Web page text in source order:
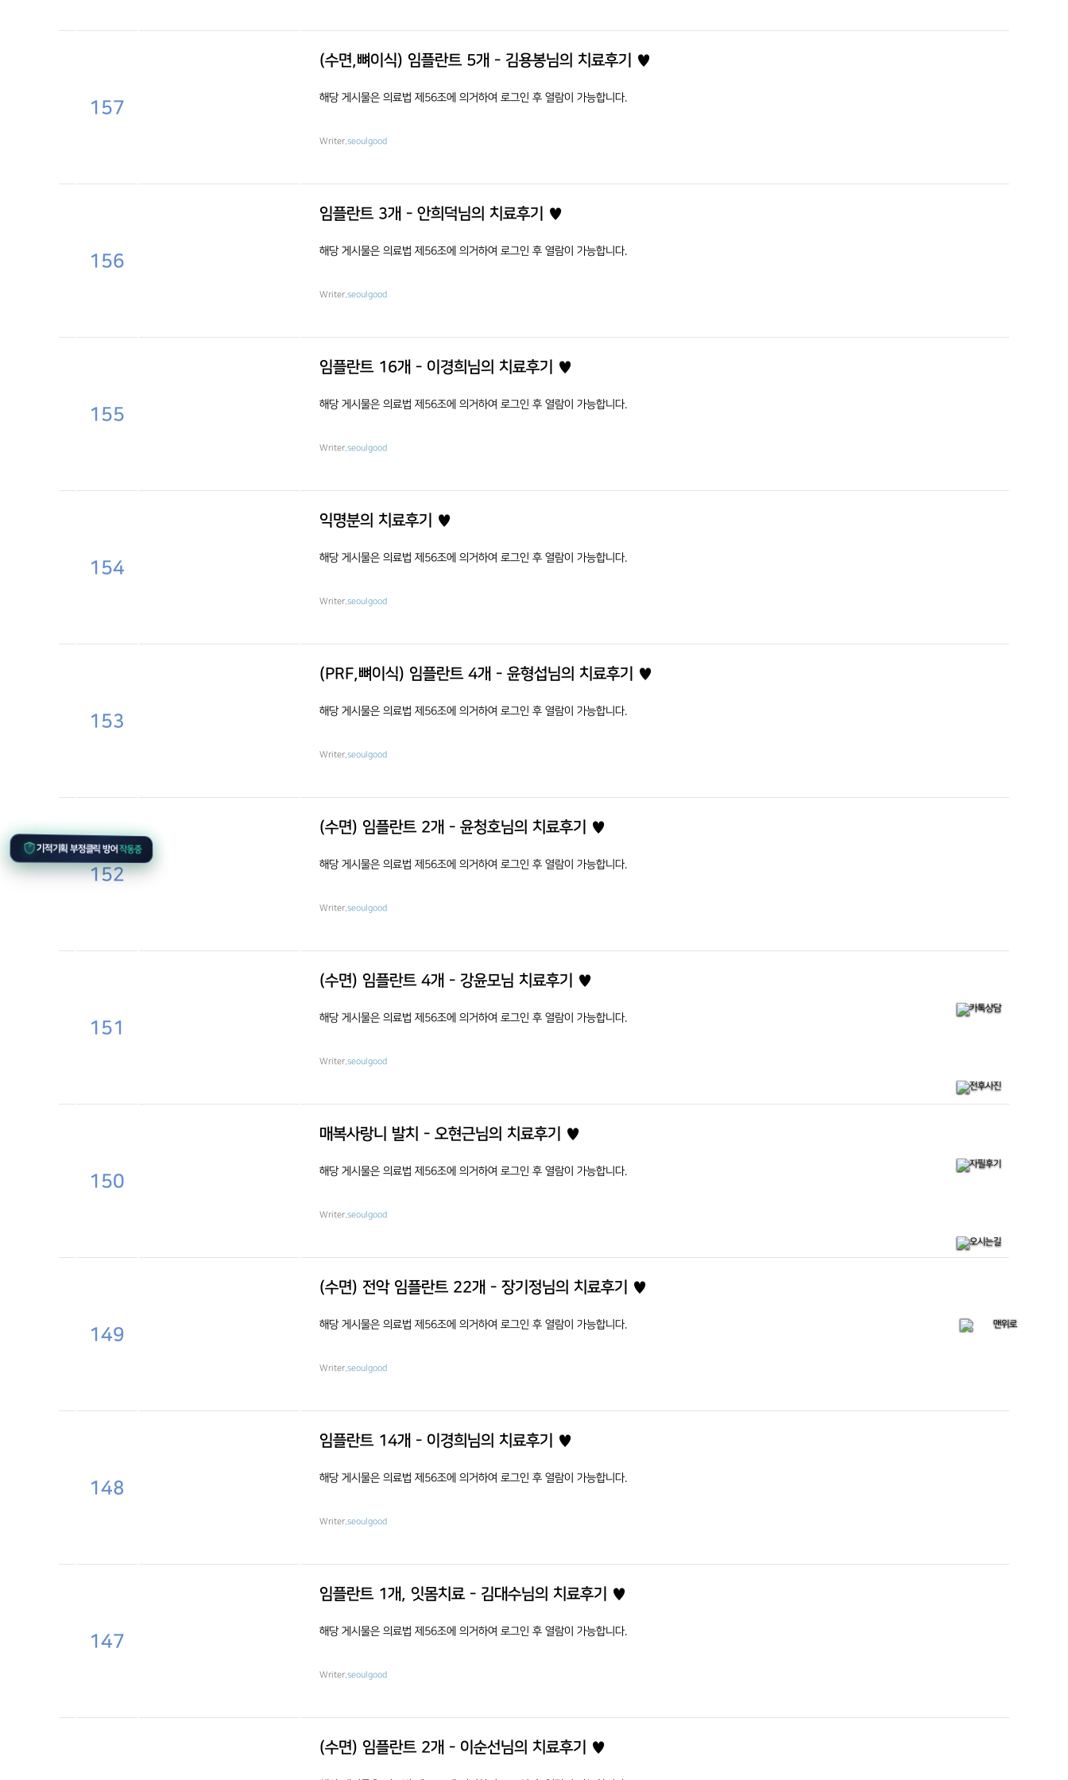
157
(수면,뼈이식) 임플란트 5개 - 김용봉님의 치료후기 ♥
해당 게시물은 의료법 제56조에 의거하여 로그인 후 열람이 가능합니다.
Writer.seoulgood
156
임플란트 3개 - 안희덕님의 치료후기 ♥
해당 게시물은 의료법 제56조에 의거하여 로그인 후 열람이 가능합니다.
Writer.seoulgood
155
임플란트 16개 - 이경희님의 치료후기 ♥
해당 게시물은 의료법 제56조에 의거하여 로그인 후 열람이 가능합니다.
Writer.seoulgood
154
익명분의 치료후기 ♥
해당 게시물은 의료법 제56조에 의거하여 로그인 후 열람이 가능합니다.
Writer.seoulgood
153
(PRF,뼈이식) 임플란트 4개 - 윤형섭님의 치료후기 ♥
해당 게시물은 의료법 제56조에 의거하여 로그인 후 열람이 가능합니다.
Writer.seoulgood
152
(수면) 임플란트 2개 - 윤청호님의 치료후기 ♥
해당 게시물은 의료법 제56조에 의거하여 로그인 후 열람이 가능합니다.
Writer.seoulgood
151
(수면) 임플란트 4개 - 강윤모님 치료후기 ♥
해당 게시물은 의료법 제56조에 의거하여 로그인 후 열람이 가능합니다.
Writer.seoulgood
150
매복사랑니 발치 - 오현근님의 치료후기 ♥
해당 게시물은 의료법 제56조에 의거하여 로그인 후 열람이 가능합니다.
Writer.seoulgood
149
(수면) 전악 임플란트 22개 - 장기정님의 치료후기 ♥
해당 게시물은 의료법 제56조에 의거하여 로그인 후 열람이 가능합니다.
Writer.seoulgood
148
임플란트 14개 - 이경희님의 치료후기 ♥
해당 게시물은 의료법 제56조에 의거하여 로그인 후 열람이 가능합니다.
Writer.seoulgood
147
임플란트 1개, 잇몸치료 - 김대수님의 치료후기 ♥
해당 게시물은 의료법 제56조에 의거하여 로그인 후 열람이 가능합니다.
Writer.seoulgood
(수면) 임플란트 2개 - 이순선님의 치료후기 ♥
기적기획 부정클릭 방어작동중